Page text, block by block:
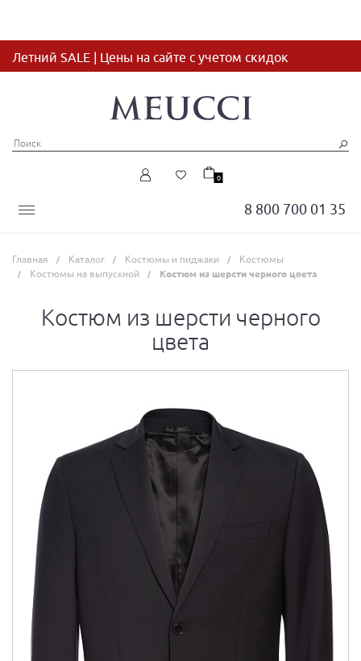
Летний SALE | Цены на сайте с учетом скидок
8 800 700 01 35
0
Главная Каталог Костюмы и пиджаки
Костюмы
Костюмы на выпускной
Костюм из шерсти черного цвета
Костюм из шерсти черного
цвета